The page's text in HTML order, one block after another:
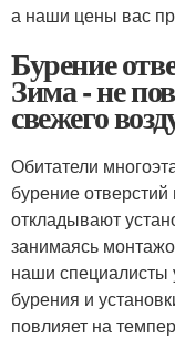
а наши цены вас
Бурение
Зима - не
свежего
Обитатели
бурение отверстий
откладывают
занимаясь
наши специалисты
бурения и
повлияет на